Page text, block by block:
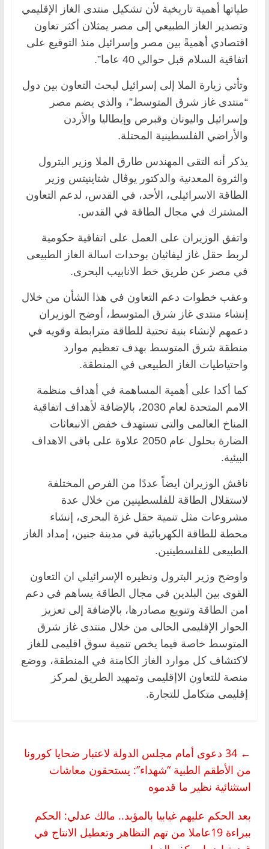
طياتها أهمية تاريخية لأن تشكيل منتدى الغاز الإقليمي
وتصدير الغاز الطبيعي إلى مصر يمثلان أكثر تعاون
اقتصادي أهميةً بين مصر وإسرائيل منذ التوقيع على
اتفاقية السلام قبل حوالي 40 عاما”.
وتأتي زيارة الملا إلى إسرائيل لبحث التعاون بين دول
“منتدى غاز شرق المتوسط”، والذي يضم مصر
وإسرائيل واليونان وقبرص وإيطاليا والأردن
والأراضي الفلسطينية المحتلة.
يذكر أنه التقى المهندس طارق الملا وزير البترول
والثروة المعدنية والدكتور يوڨال شتاينيتس وزير
الطاقة الاسرائيلى، الأحد، في القدس، لدعم التعاون
المشترك في مجال الطاقة في القدس.
واتفق الوزيران على العمل على اتفاقية حكومية
لربط حقل غاز ليفاثيان بوحدات اسالة الغاز الطبيعى
في مصر عن طريق خط الانابيب البحرى.
وعقب خطوات دعم التعاون في هذا الشأن من خلال
إنشاء منتدى غاز شرق المتوسط، أوضح الوزيران
دعمهم لإنشاء بنية تحتية للطاقة مترابطة وقويه في
منطقة شرق المتوسط بهدف تعظيم موارد
واحتياطيات الغاز الطبيعى في المنطقة.
كما أكدا على أهمية المساهمة في أهداف منظمة
الامم المتحدة لعام 2030، بالإضافة لأهداف اتفاقية
المناخ العالمى والتى تستهدف خفض الانبعاثات
الضارة بحلول عام 2050 علاوة على باقى الاهداف
البيئية.
ناقش الوزيران ايضاً عددًا من الفرص المختلفة
لاستقلال الطاقة للفلسطينين من خلال عدة
مشروعات مثل تنمية حقل غزة البحرى، إنشاء
محطة للطاقة الكهربائية في مدينة جنين، إمداد الغاز
الطبيعى للفلسطينين.
واوضح وزير البترول ونظيره الإسرائيلي ان التعاون
القوى بين البلدين في مجال الطاقة يساهم في دعم
امن الطاقة وتنويع مصادرها، بالإضافة إلى تعزيز
الحوار الإقليمى الحالى من خلال منتدى غاز شرق
المتوسط خاصة فيما يخص تنمية سوق اقليمى للغاز
لاكتشاف كل موارد الغاز الكامنة في المنطقة، ووضع
منصة للتعاون الاإقليمى وتمهيد الطريق لمركز
إقليمى متكامل للتجارة.
←
34 دعوى أمام مجلس الدولة لاعتبار ضحايا كورونا
من الأطقم الطبية “شهداء”: يستحقون معاشات
استثنائية نظير ما قدموه
بعد الحكم عليهم غيابيا بالمؤبد.. مالك عدلي: الحكم
ببراءة 19عاملا من تهم التظاهر وتعطيل الانتاج في